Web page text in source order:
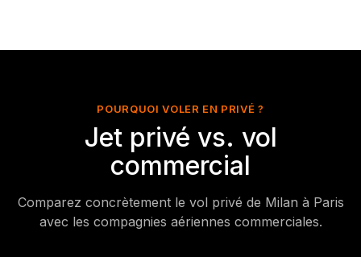
POURQUOI VOLER EN PRIVÉ ?
Jet privé vs. vol
commercial
Comparez concrètement le vol privé de Milan à Paris
avec les compagnies aériennes commerciales.